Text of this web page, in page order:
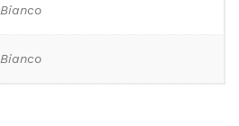
Bianco
Bianco